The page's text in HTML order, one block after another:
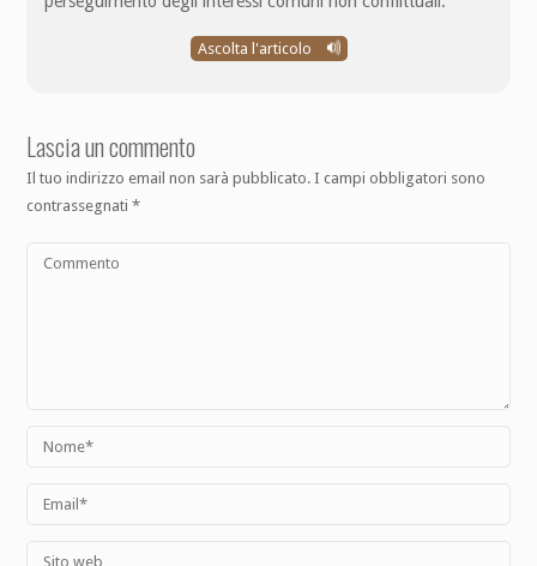
Ascolta l'articolo
Lascia un commento
Il tuo indirizzo email non sarà pubblicato. I campi obbligatori sono
contrassegnati*